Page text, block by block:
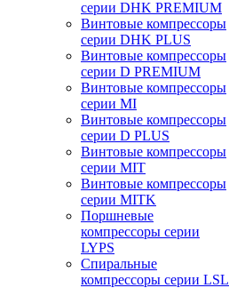
серии DHK PREMIUM
Винтовые компрессоры
серии DHK PLUS
Винтовые компрессоры
серии D PREMIUM
Винтовые компрессоры
серии MI
Винтовые компрессоры
серии D PLUS
Винтовые компрессоры
серии MIT
Винтовые компрессоры
серии MITK
Поршневые
компрессоры серии
LYPS
Спиральные
компрессоры серии LSL